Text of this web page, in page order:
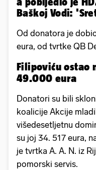
Baškoj Vodi:
Od donatora je
eura, od tvrtke QB
Filipoviću ostao
49.000 eura
Donatori su bili
koalicije Akcije
višedesetljetnu
su joj 34. 517 eura,
je tvrtka A. A. N. iz
pomorski servis.